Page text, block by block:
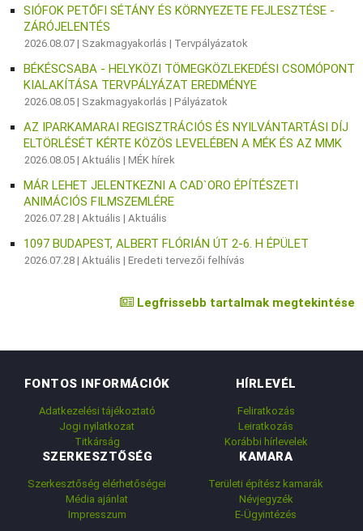
SIÓFOK PETŐFI SÉTÁNY ÉS KÖRNYEZETE FEJLESZTÉSE -
ZÁRÓJELENTÉS
2026.08.07 | Szakmagyakorlás | Tervpályázatok
BÉKÉSCSABA - HELYKÖZI TÖMEGKÖZLEKEDÉSI CSOMÓPONT
KIALAKÍTÁSA TERVPÁLYÁZAT EREDMÉNYE
2026.08.05 | Szakmagyakorlás |Pályázatok
AZ IPARKAMARAI REGISZTRÁCIÓS ÉS NYILVÁNTARTÁSI DÍJ
ELTÖRLÉSÉT KÉRTE KÖZÖS LEVELÉBEN A MÉK ÉS AZ MMK
2026.08.05 |Aktuális |MÉK hírek
MÁR LEHET JELENTKEZNI A CAD`ORO ÉPÍTÉSZETI
ANIMÁCIÓS FILMSZEMLÉRE
2026.07.28 |Aktuális |Aktuális
1097 BUDAPEST, ALBERT FLÓRIÁN ÚT 2-6. H ÉPÜLET
2026.07.28 |Aktuális |Eredeti tervezői felhívás
Legfrissebb tartalmak megtekintése
FONTOS INFORMÁCIÓK
Adatkezelési tájékoztató
Jogi nyilatkozat
Titkárság
HÍRLEVÉL
Feliratkozás
Leiratkozás
Korábbi hírlevelek
SZERKESZTŐSÉG
Szerkesztőség elérhetőségei
Média ajánlat
Impresszum
KAMARA
Területi építész kamarák
Névjegyzék
E-Ügyintézés